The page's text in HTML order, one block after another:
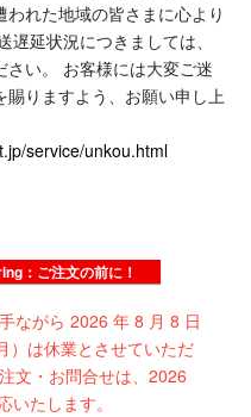
れた地域の皆さまに心より
遅延状況につきましては、
い。
お客様には大変ご迷
りますよう、お願い申し上
service/unkou.html
：ご注文の前に！
ながら 2026 年 8 月 8 日
）は休業とさせていただ
文・お問合せは、2026
たします。